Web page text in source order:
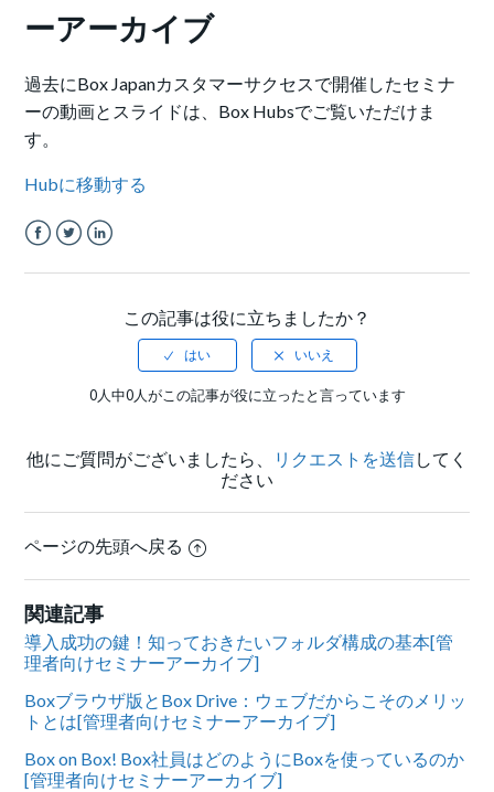
ーアーカイブ
過去にBox Japanカスタマーサクセスで開催したセミナ
ーの動画とスライドは、Box Hubsでご覧いただけま
す。
Hubに移動する
この記事は役に立ちましたか？
0人中0人がこの記事が役に立ったと言っています
他にご質問がございましたら、 リクエストを送信してく
ださい
ページの先頭へ戻る
関連記事
導入成功の鍵！知っておきたいフォルダ構成の基本[管
理者向けセミナーアーカイブ]
Boxブラウザ版とBox Drive：ウェブだからこそのメリッ
トとは[管理者向けセミナーアーカイブ]
Box on Box! Box社員はどのようにBoxを使っているのか
[管理者向けセミナーアーカイブ]